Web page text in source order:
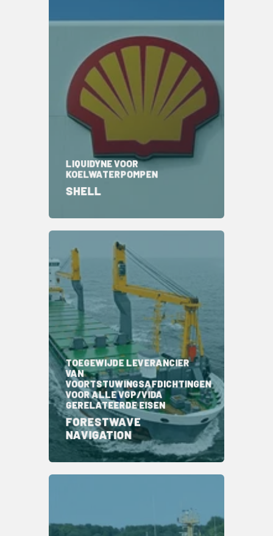
LIQUIDYNE VOOR
KOELWATERPOMPEN
SHELL
TOEGEWIJDE LEVERANCIER
VAN
VOORTSTUWINGSAFDICHTINGEN
VOOR ALLE VGP/VIDA
GERELATEERDE EISEN
FORESTWAVE
NAVIGATION